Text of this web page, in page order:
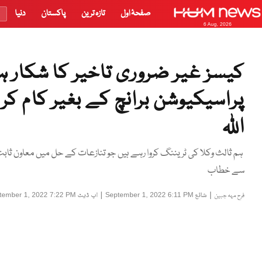
6 Aug, 2026
صفحۂ اول تازہ ترین پاکستان دنیا
کیسز غیر ضروری تاخیر کا
پراسیکیوشن برانچ کے بغیر
اللہ
ہم ثالث وکلا کی ٹریننگ کروا رہے ہیں جو تنازعات کے حل میں
سے خطاب
فرح مہہ جبین | شائع September 1, 2022 6:11 PM
| اپ ڈیٹ 1, 2022 7:22 PM